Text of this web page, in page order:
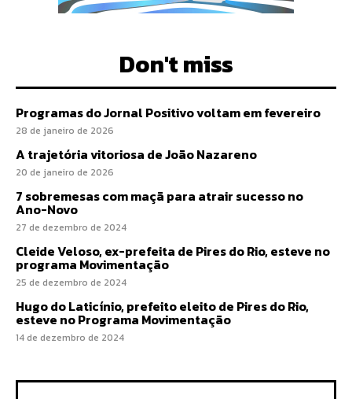
Don't miss
Programas do Jornal Positivo voltam em fevereiro
28 de janeiro de 2026
A trajetória vitoriosa de João Nazareno
20 de janeiro de 2026
7 sobremesas com maçã para atrair sucesso no
Ano-Novo
27 de dezembro de 2024
Cleide Veloso, ex-prefeita de Pires do Rio, esteve no
programa Movimentação
25 de dezembro de 2024
Hugo do Laticínio, prefeito eleito de Pires do Rio,
esteve no Programa Movimentação
14 de dezembro de 2024